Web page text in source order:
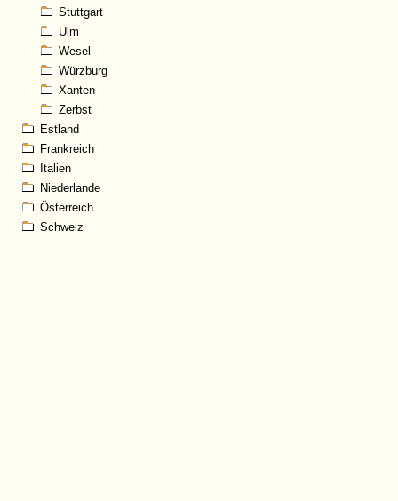
Stuttgart
Ulm
Wesel
Würzburg
Xanten
Zerbst
Estland
Frankreich
Italien
Niederlande
Österreich
Schweiz